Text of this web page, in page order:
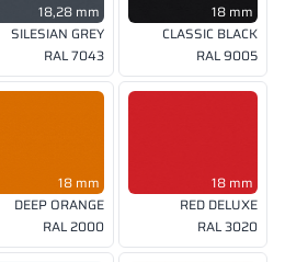
18,28 mm
SILESIAN GREY
RAL 7043
18 mm
CLASSIC BLACK
RAL 9005
18 mm
DEEP ORANGE
RAL 2000
18 mm
RED DELUXE
RAL 3020